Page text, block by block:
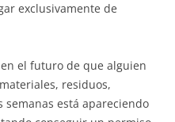
exclusivamente de
el futuro de que alguien
residuos,
semanas está apareciendo